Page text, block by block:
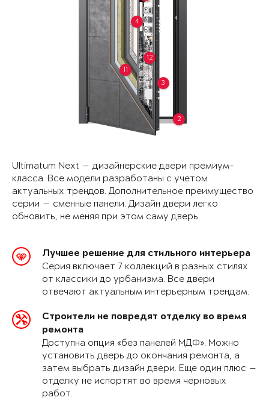
2
3
4
11
12
Ultimatum Next — дизайнерские двери премиум-
класса. Все модели разработаны с учетом
актуальных трендов. Дополнительное преимущество
серии — сменные панели. Дизайн двери легко
обновить, не меняя при этом саму дверь.
Лучшее решение для стильного интерьера
Серия включает 7 коллекций в разных стилях
от классики до урбанизма. Все двери
отвечают актуальным интерьерным трендам.
Строители не повредят отделку во время
ремонта
Доступна опция «без панелей МДФ». Можно
установить дверь до окончания ремонта, а
затем выбрать дизайн двери. Еще один плюс —
отделку не испортят во время черновых
работ.